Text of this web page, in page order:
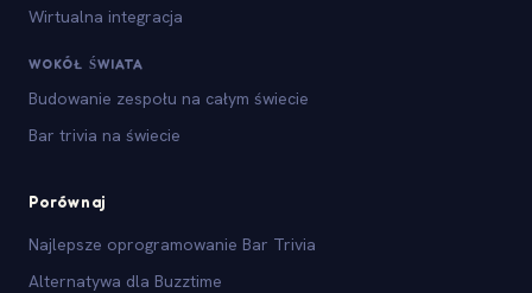
Wirtualna integracja
WOKÓŁ ŚWIATA
Budowanie zespołu na całym świecie
Bar trivia na świecie
Porównaj
Najlepsze oprogramowanie Bar Trivia
Alternatywa dla Buzztime